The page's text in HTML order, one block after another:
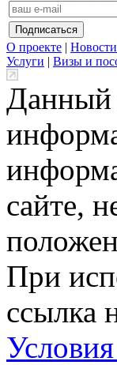
О проекте |
Услуги | Визы и
Данный
сайте,
При
ссылка